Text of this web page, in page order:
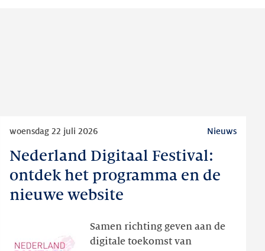
Nederland Digitaal Festival:
ontdek het programma en de
nieuwe website
woensdag 22 juli 2026 Nieuws
Samen richting geven aan de
digitale toekomst van
Nederland
Festival:
ontdek